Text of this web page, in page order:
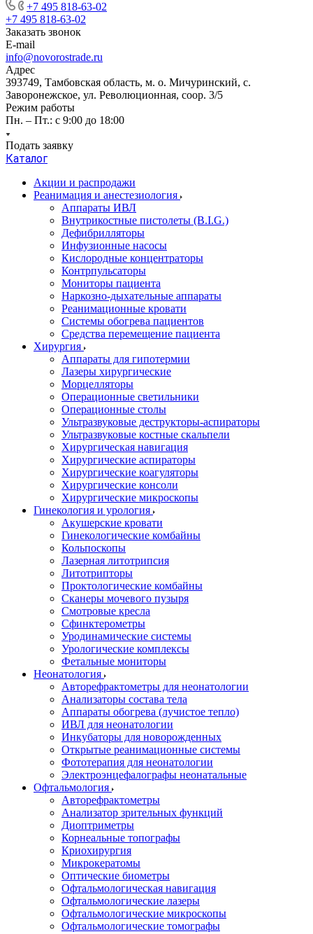
+7 495 818-63-02
+7 495 818-63-02
Заказать звонок
E-mail
info@novorostrade.ru
Адрес
393749, Тамбовская область, м. о. Мичуринский, с.
Заворонежское, ул. Революционная, соор. 3/5
Режим работы
Пн. – Пт.: с 9:00 до 18:00
Подать заявку
Каталог
Акции и распродажи
Реанимация и анестезиология
Аппараты ИВЛ
Внутрикостные пистолеты (B.I.G.)
Дефибрилляторы
Инфузионные насосы
Кислородные концентраторы
Контрпульсаторы
Мониторы пациента
Наркозно-дыхательные аппараты
Реанимационные кровати
Системы обогрева пациентов
Средства перемещение пациента
Хирургия
Аппараты для гипотермии
Лазеры хирургические
Морцелляторы
Операционные светильники
Операционные столы
Ультразвуковые деструкторы-аспираторы
Ультразвуковые костные скальпели
Хирургическая навигация
Хирургические аспираторы
Хирургические коагуляторы
Хирургические консоли
Хирургические микроскопы
Гинекология и урология
Акушерские кровати
Гинекологические комбайны
Кольпоскопы
Лазерная литотрипсия
Литотрипторы
Проктологические комбайны
Сканеры мочевого пузыря
Смотровые кресла
Сфинктерометры
Уродинамические системы
Урологические комплексы
Фетальные мониторы
Неонатология
Авторефрактометры для неонатологии
Анализаторы состава тела
Аппараты обогрева (лучистое тепло)
ИВЛ для неонатологии
Инкубаторы для новорожденных
Открытые реанимационные системы
Фототерапия для неонатологии
Электроэнцефалографы неонатальные
Офтальмология
Авторефрактометры
Анализатор зрительных функций
Диоптриметры
Корнеальные топографы
Криохирургия
Микрокератомы
Оптические биометры
Офтальмологическая навигация
Офтальмологические лазеры
Офтальмологические микроскопы
Офтальмологические томографы